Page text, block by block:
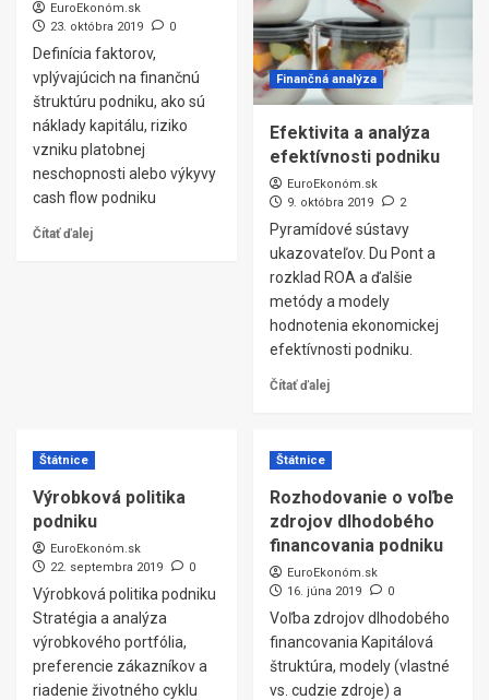
EuroEkonóm.sk
23. októbra 2019
0
Definícia faktorov,
vplývajúcich na finančnú
štruktúru podniku, ako sú
náklady kapitálu, riziko
vzniku platobnej
neschopnosti alebo výkyvy
cash flow podniku
Čítať ďalej
Finančná analýza
Efektivita a analýza
efektívnosti podniku
EuroEkonóm.sk
9. októbra 2019
2
Pyramídové sústavy
ukazovateľov. Du Pont a
rozklad ROA a ďalšie
metódy a modely
hodnotenia ekonomickej
efektívnosti podniku.
Čítať ďalej
Štátnice
Výrobková politika
podniku
EuroEkonóm.sk
22. septembra 2019
0
Výrobková politika podniku
Stratégia a analýza
výrobkového portfólia,
preferencie zákazníkov a
riadenie životného cyklu
Štátnice
Rozhodovanie o voľbe
zdrojov dlhodobého
financovania podniku
EuroEkonóm.sk
16. júna 2019
0
Voľba zdrojov dlhodobého
financovania Kapitálová
štruktúra, modely (vlastné
vs. cudzie zdroje) a